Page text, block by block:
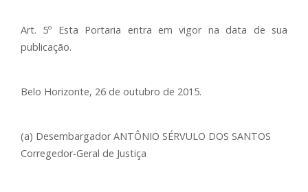
Art. 5º Esta Portaria entra em vigor na data de sua
publicação.
Belo Horizonte, 26 de outubro de 2015.
(a) Desembargador ANTÔNIO SÉRVULO DOS SANTOS
Corregedor-Geral de Justiça